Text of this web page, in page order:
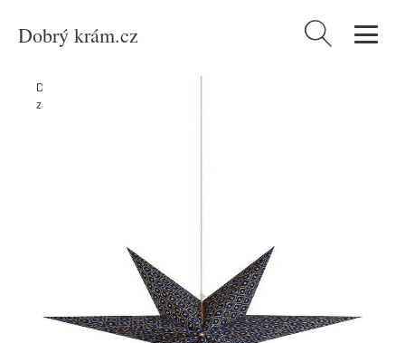
Dobrý krám.cz Vyhledávání
Domů
závěsná vánoční světelná dekorace Baroque – Markslöjd